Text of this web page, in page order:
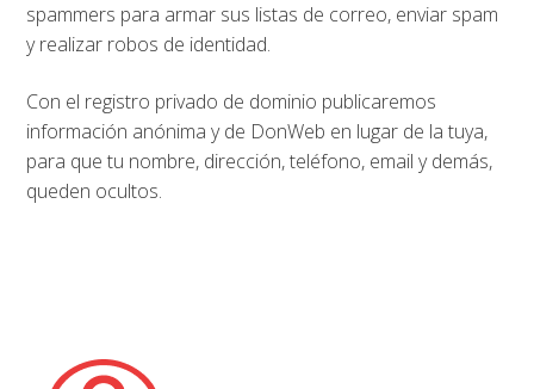
spammers para armar sus listas de correo, enviar spam
y realizar robos de identidad.
Con el registro privado de dominio publicaremos
información anónima y de DonWeb en lugar de la tuya,
para que tu nombre, dirección, teléfono, email y demás,
queden ocultos.